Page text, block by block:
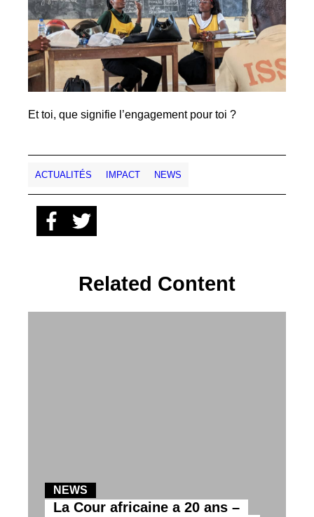
Et toi, que signifie l’engagement pour toi ?
ACTUALITÉS IMPACT NEWS
Related Content
NEWS
La Cour africaine a 20 ans –